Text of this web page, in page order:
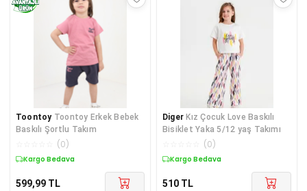
Toontoy Toontoy Erkek Bebek
Baskılı Şortlu Takım
(0)
Kargo Bedava
599,99 TL
Diger Kız Çocuk Love Baskılı
Bisiklet Yaka 5/12 yaş Takımı
(0)
Kargo Bedava
510 TL